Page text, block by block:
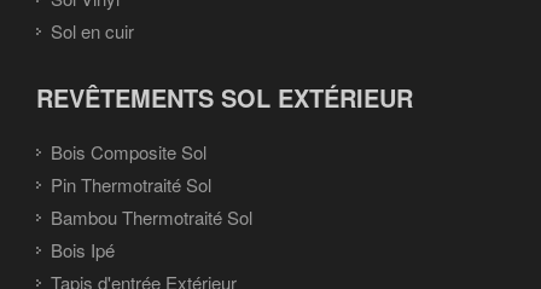
Sol en cuir
REVÊTEMENTS SOL EXTÉRIEUR
Bois Composite Sol
Pin Thermotraité Sol
Bambou Thermotraité Sol
Bois Ipé
Tapis d'entrée Extérieur